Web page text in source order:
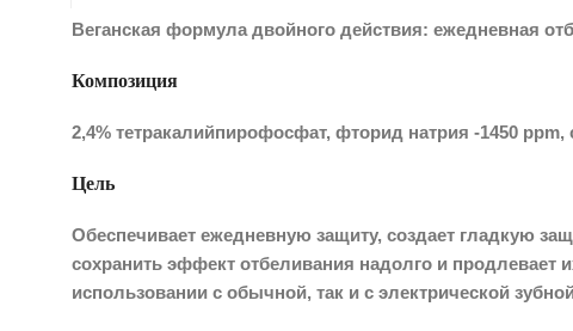
Веганская формула двойного действия: ежедневная
Композиция
2,4% тетракалийпирофосфат, фторид натрия -1450
Цель
Обеспечивает ежедневную защиту, создает гладкую
сохранить эффект отбеливания надолго и продлевает
использовании с обычной, так и с электрической